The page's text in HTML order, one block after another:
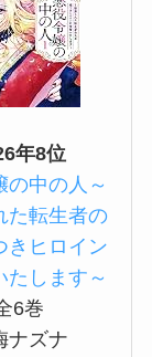
年8位
の中の人～
た転生者の
きヒロイン
たします～
6巻
ナズナ